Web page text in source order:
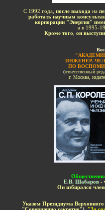
С 1992 года, после выхода на
работать научным
корпорации "Энергия"
а в 1995-
Кроме того
он
ИНЖЕНЕР.
ПО
(ответственный
г. Москва,
Е.В. Шабаров -
Он избирался
Указом Президиума